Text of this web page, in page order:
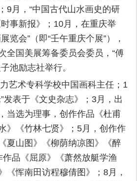
9月，“中国古代山水画史的研
事新报》；10月，在重庆举
览会”（即“壬午重庆个展”），
全国美展筹备委员会委员，“傅
池励志社举行。
艺术专科学校中国画科主任；1
发表于《文史杂志》；3月，出
当选为理事，创作作品《杜甫
》《竹林七贤》；5月，创作作
夏山图》《柳荫纳凉图》《醉
品《屈原》《萧然放艇学渔
《恽南田访程穆倩图》；8月，